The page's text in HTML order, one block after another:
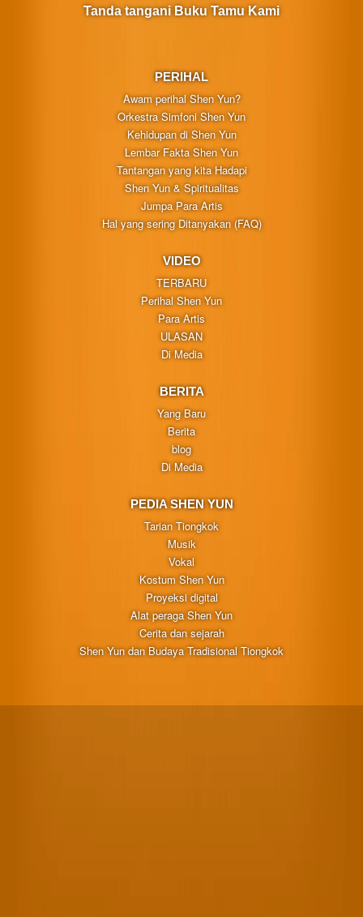
PERIHAL
Awam perihal Shen Yun?
Orkestra Simfoni Shen Yun
Kehidupan di Shen Yun
Lembar Fakta Shen Yun
Tantangan yang kita Hadapi
Shen Yun & Spiritualitas
Jumpa Para Artis
Hal yang sering Ditanyakan (FAQ)
VIDEO
TERBARU
Perihal Shen Yun
Para Artis
ULASAN
Di Media
BERITA
Yang Baru
Berita
blog
Di Media
PEDIA SHEN YUN
Tarian Tiongkok
Musik
Vokal
Kostum Shen Yun
Proyeksi digital
Alat peraga Shen Yun
Cerita dan sejarah
Shen Yun dan Budaya Tradisional Tiongkok
Tanda tangani Buku Tamu Kami